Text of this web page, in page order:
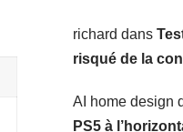
richard dans
risqué de la
AI home design
PS5 à